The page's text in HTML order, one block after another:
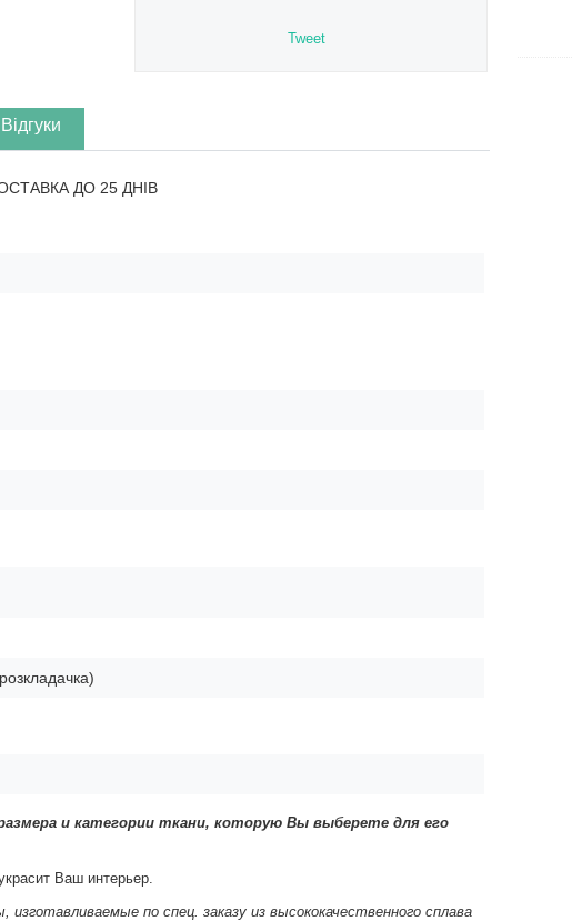
Tweet
Відгуки
ДО 25 ДНІВ
и категории ткани, которую Вы выберете для его
Ваш интерьер.
по спец. заказу из высококачественного сплава